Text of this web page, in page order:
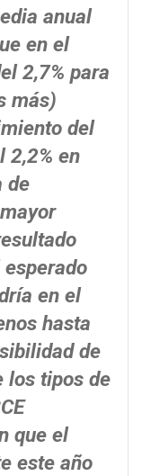
anual
en el
2,7% para
más)
del
2,2% en
de
en el
hasta
de
los tipos de
que el
este año